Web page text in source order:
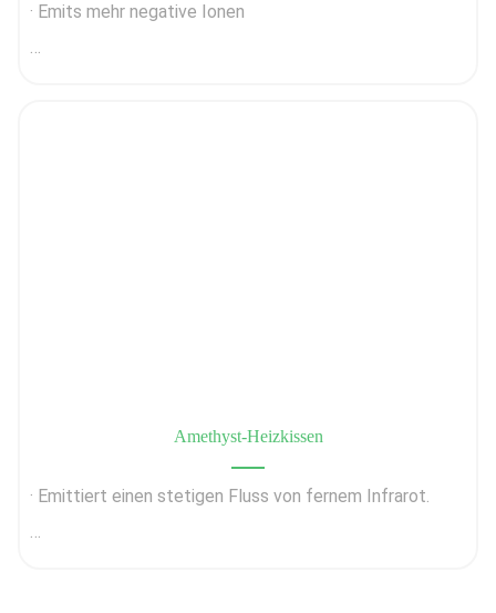
· Emits mehr negative Ionen
· Unterstützt Leber und Nieren
Amethyst-Heizkissen
· Emittiert einen stetigen Fluss von fernem Infrarot.